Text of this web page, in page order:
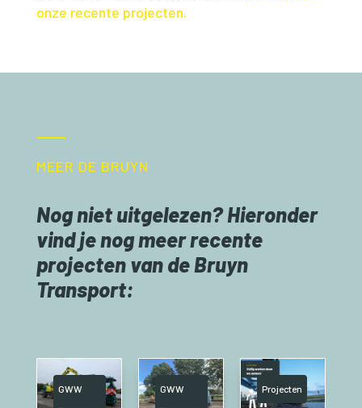
onze recente projecten.
MEER DE BRUYN
Nog niet uitgelezen? Hieronder
vind je nog meer recente
projecten van de Bruyn
Transport:
GWW
GWW
Projecten